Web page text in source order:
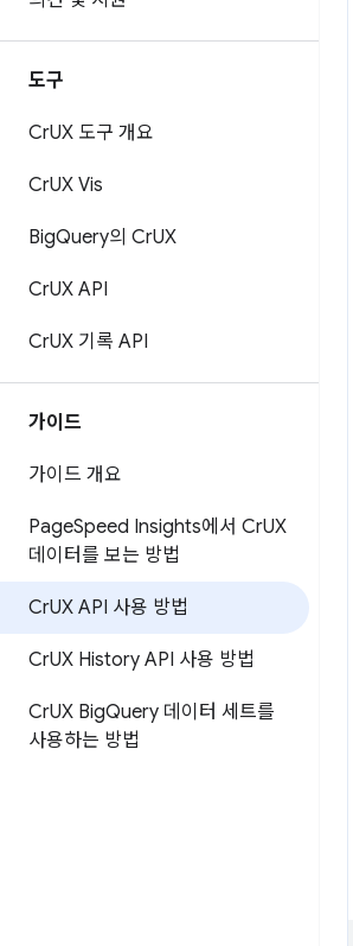
도구
CrUX 도구 개요
CrUX Vis
BigQuery의 CrUX
CrUX API
CrUX 기록 API
가이드
가이드 개요
PageSpeed Insights에서 CrUX
데이터를 보는 방법
CrUX API 사용 방법
CrUX History API 사용 방법
CrUX BigQuery 데이터 세트를
사용하는 방법